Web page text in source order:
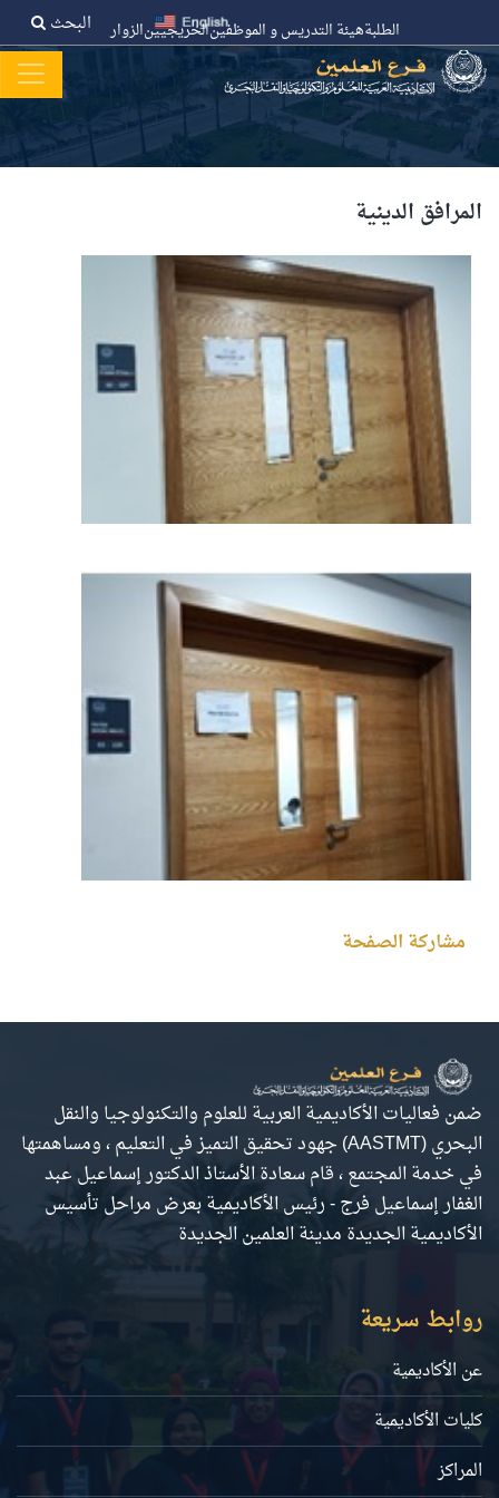
الطلبةهيئة التدريس و الموظفينالخريجيينالزوار البحث
المرافق الدينية
مشاركة الصفحة
ضمن فعاليات الأكاديمية العربية للعلوم والتكنولوجيا والنقل
البحري (AASTMT) جهود تحقيق التميز في التعليم ، ومساهمتها
في خدمة المجتمع ، قام سعادة الأستاذ الدكتور إسماعيل عبد
الغفار إسماعيل فرج - رئيس الأكاديمية بعرض مراحل تأسيس
الأكاديمية الجديدة مدينة العلمين الجديدة
روابط سريعة
عن الأكاديمية
كليات الأكاديمية
المراكز